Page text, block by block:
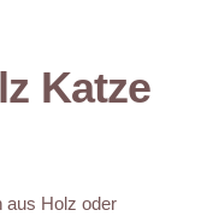
Katze
aus Holz oder